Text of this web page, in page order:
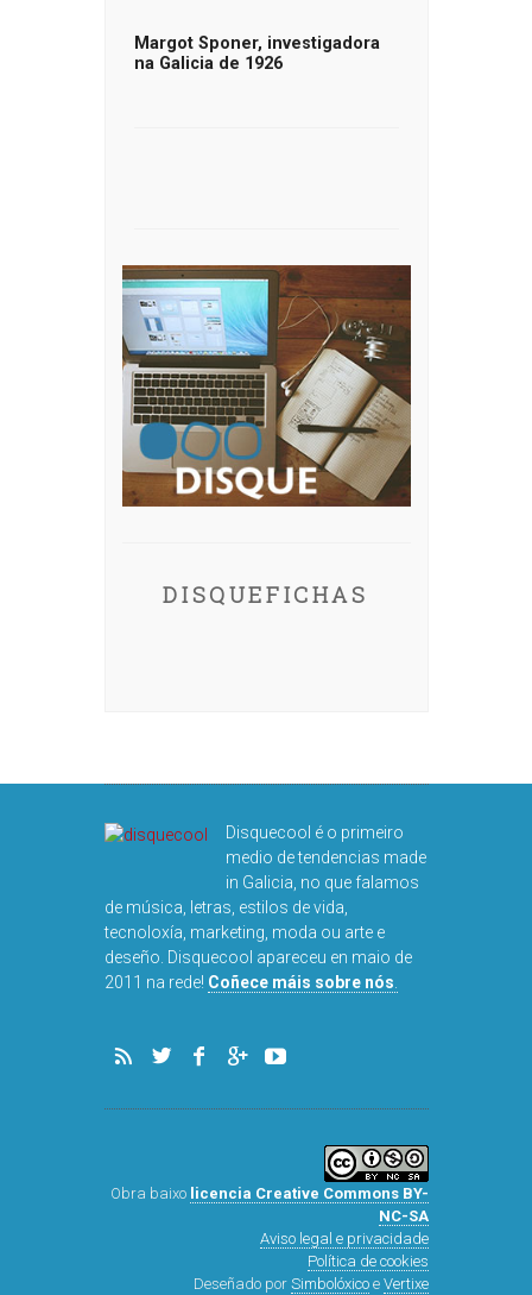
Margot Sponer, investigadora
na Galicia de 1926
DISQUEFICHAS
Disquecool é o primeiro
medio de tendencias made
in Galicia, no que falamos
de música, letras, estilos de vida,
tecnoloxía, marketing, moda ou arte e
deseño. Disquecool apareceu en maio de
2011 na rede! Coñece máis sobre nós
Obra baixo licencia Creative Commons BY-
NC-SA
Aviso legal e privacidade
Política de cookies
Deseñado por Simbolóxicoe Vertixe